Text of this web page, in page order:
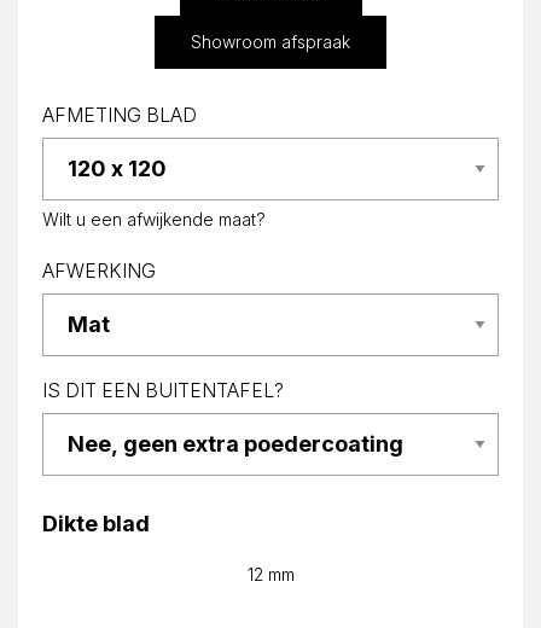
Showroom afspraak
AFMETING BLAD
Wilt u een afwijkende maat?
AFWERKING
IS DIT EEN BUITENTAFEL?
Dikte blad
12 mm